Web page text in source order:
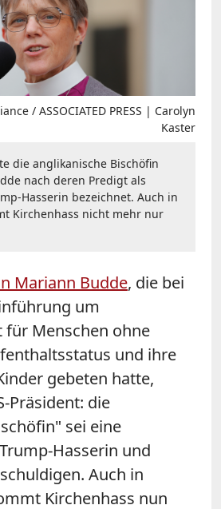
/ ASSOCIATED PRESS | Carolyn
Kaster
die anglikanische Bischöfin
nach deren Predigt als
Hasserin bezeichnet. Auch in
Kirchenhass nicht mehr nur
Mariann Budde, die bei
um
für Menschen ohne
und ihre
gebeten hatte,
Präsident: die
sei eine
Hasserin und
Auch in
Kirchenhass nun